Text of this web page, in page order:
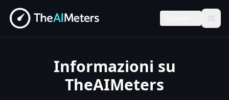
Informazioni su
TheAIMeters